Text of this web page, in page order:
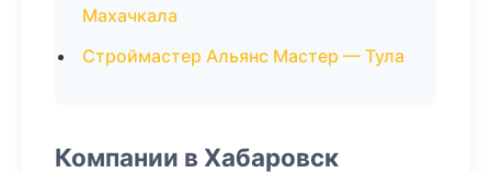
Махачкала
Строймастер Альянс Мастер — Тула
Компании в Хабаровск